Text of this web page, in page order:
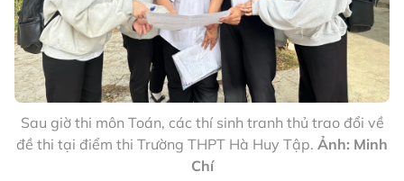
Sau giờ thi môn Toán, các thí sinh tranh thủ trao đổi về
đề thi tại điểm thi Trường THPT Hà Huy Tập. Ảnh: Minh
Chí